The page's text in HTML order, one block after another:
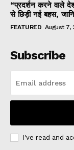
“प्रदर्शन करने वाले
से छिड़ी नई बहस,
FEATURED August 7,
Subscribe
I've read and